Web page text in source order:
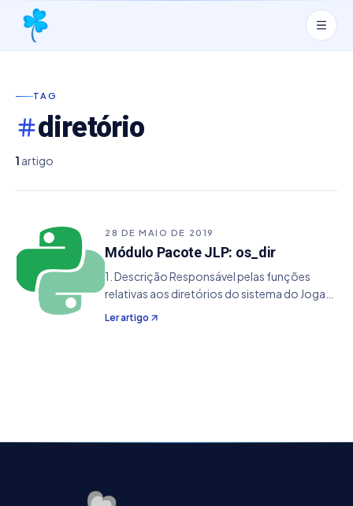
TAG
diretório
1 artigo
28 DE MAIO DE 2019
Módulo Pacote JLP: os_dir
1. Descrição Responsável pelas funções
relativas aos diretórios do sistema do Joga
Loterias Profissional. Importando from jlp
import os_dir 2. Lista de Funções
Ler artigo